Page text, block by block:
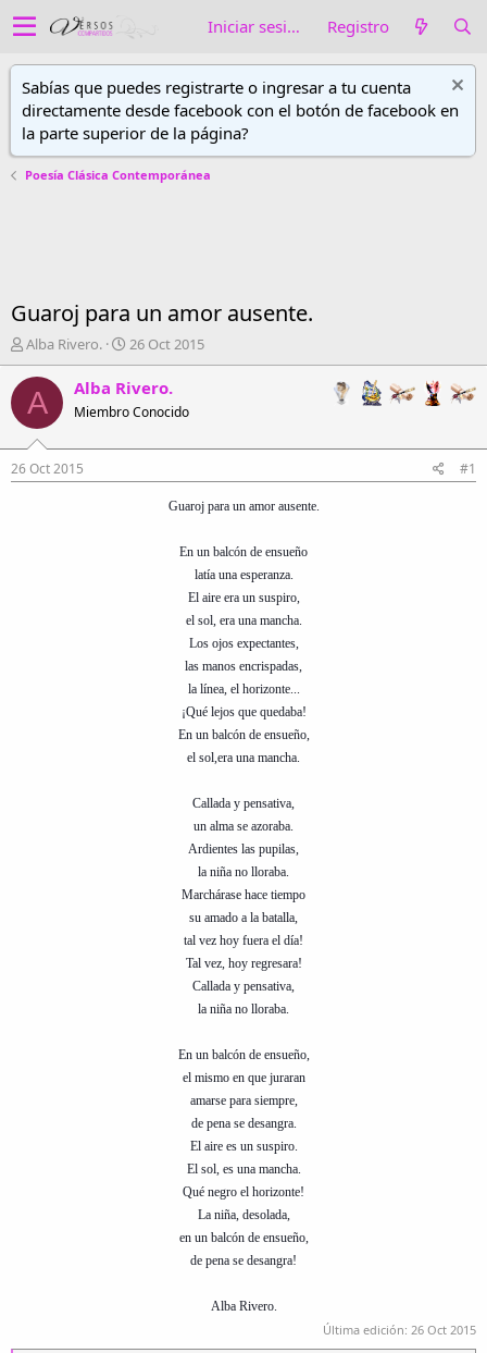
Iniciar sesión Registro
Sabías que puedes registrarte o ingresar a tu cuenta
directamente desde facebook con el botón de facebook en
la parte superior de la página?
Poesía Clásica Contemporánea
Guaroj para un amor ausente.
A
u
t
o
r
d
e
h
Alba Rivero.
F
e
c
a
i
26 Oct 2015
A Alba Rivero.
Miembro Conocido
26 Oct 2015 #1
Guaroj para un amor ausente.
En un balcón de ensueño
latía una esperanza.
El aire era un suspiro,
el sol, era una mancha.
Los ojos expectantes,
las manos encrispadas,
la línea, el horizonte...
¡Qué lejos que quedaba!
En un balcón de ensueño,
el sol,era una mancha.
Callada y pensativa,
un alma se azoraba.
Ardientes las pupilas,
la niña no lloraba.
Marchárase hace tiempo
su amado a la batalla,
tal vez hoy fuera el día!
Tal vez, hoy regresara!
Callada y pensativa,
la niña no lloraba.
En un balcón de ensueño,
el mismo en que juraran
amarse para siempre,
de pena se desangra.
El aire es un suspiro.
El sol, es una mancha.
Qué negro el horizonte!
La niña, desolada,
en un balcón de ensueño,
de pena se desangra!
Alba Rivero.
Última edición: 26 Oct 2015